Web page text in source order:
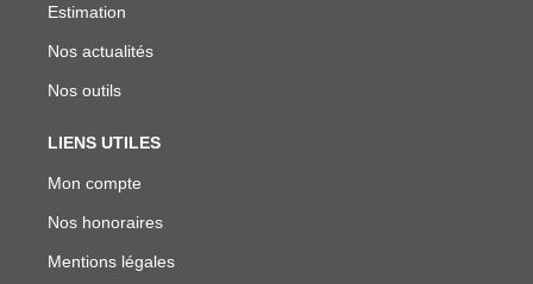
Estimation
Nos actualités
Nos outils
LIENS UTILES
Mon compte
Nos honoraires
Mentions légales